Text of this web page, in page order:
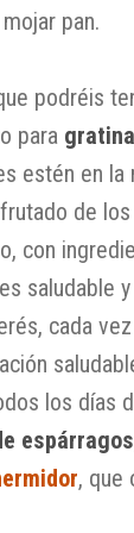
pan.
podréis
para
estén en la
de
con
saludable
cada
los días
espárragos
, que